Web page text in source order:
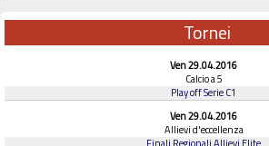
Tornei
Ven 29.04.2016
Calcio a 5
Play off Serie C1
Ven 29.04.2016
Allievi d'eccellenza